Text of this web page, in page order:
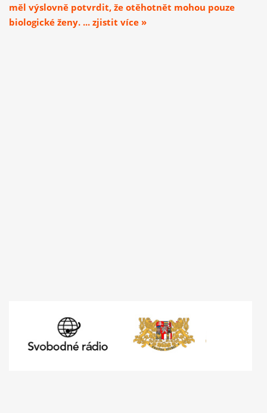
měl výslovně potvrdit, že otěhotnět mohou pouze
biologické ženy. ... zjistit více »